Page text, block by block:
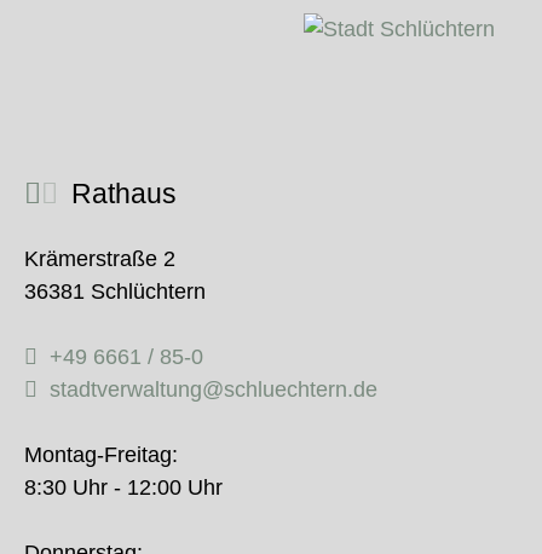
Rathaus
Krämerstraße 2
36381 Schlüchtern
+49 6661 / 85-0
stadtverwaltung@schluechtern.de
Montag-Freitag:
8:30 Uhr - 12:00 Uhr